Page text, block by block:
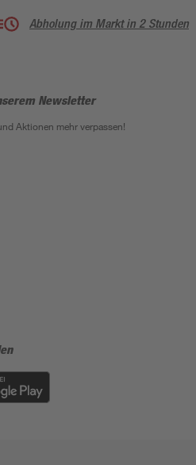
Abholung im Markt in 2 Stunden
Newsletter
Aktionen mehr verpassen!